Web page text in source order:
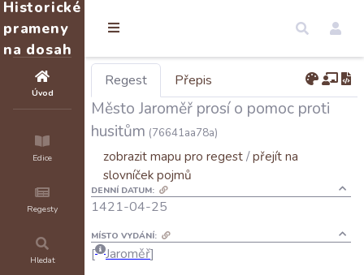
Historické
prameny
na dosah
Úvod
Edice
Regesty
Hledat
Regest Přepis
Město Jaroměř prosí o pomoc proti
husitům (76641aa78a)
zobrazit mapu pro regest/přejít na
slovníček pojmů
DENNÍ DATUM:
1421-04-25
MÍSTO VYDÁNÍ:
Jaroměř